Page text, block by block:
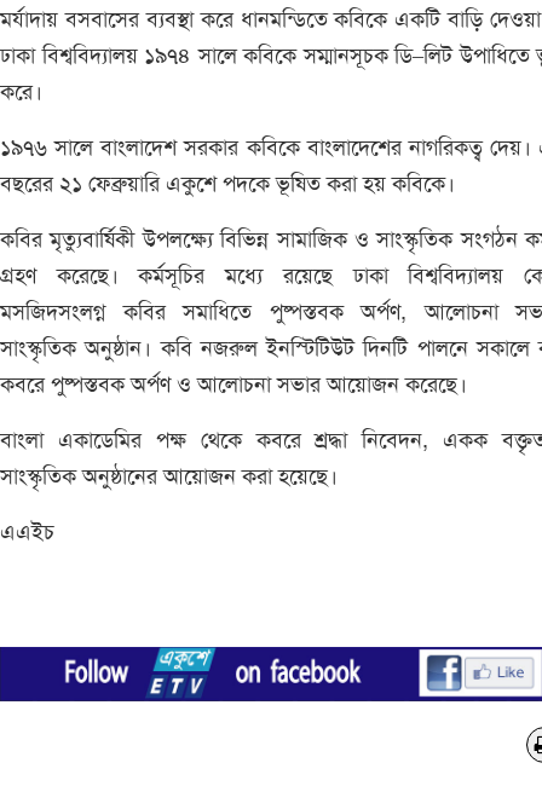
মর্যাদায় বসবাসের ব্যবস্থা করে ধানমন্ডিতে কবিকে একটি বাড়ি
ঢাকা বিশ্ববিদ্যালয় ১৯৭৪ সালে কবিকে সম্মানসূচক ডি–লিট উপাধিতে
করে।
১৯৭৬ সালে বাংলাদেশ সরকার কবিকে বাংলাদেশের নাগরিকত্ব
বছরের ২১ ফেব্রুয়ারি একুশে পদকে ভূষিত করা হয় কবিকে।
কবির মৃত্যুবার্ষিকী উপলক্ষ্যে বিভিন্ন সামাজিক ও সাংস্কৃতিক সংগঠন
গ্রহণ করেছে। কর্মসূচির মধ্যে রয়েছে ঢাকা বিশ্ববিদ্যালয়
মসজিদসংলগ্ন কবির সমাধিতে পুষ্পস্তবক অর্পণ, আলোচনা
সাংস্কৃতিক অনুষ্ঠান। কবি নজরুল ইনস্টিটিউট দিনটি পালনে সকালে
কবরে পুষ্পস্তবক অর্পণ ও আলোচনা সভার আয়োজন করেছে।
বাংলা একাডেমির পক্ষ থেকে কবরে শ্রদ্ধা নিবেদন, একক
সাংস্কৃতিক অনুষ্ঠানের আয়োজন করা হয়েছে।
এএইচ